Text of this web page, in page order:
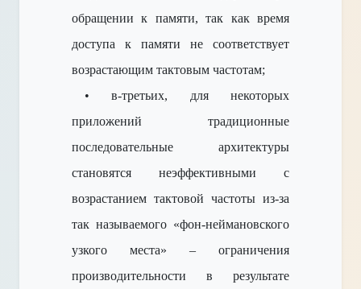
обращении к памяти, так как время
доступа к памяти не соответствует
возрастающим тактовым частотам;
• в-третьих, для некоторых
приложений традиционные
последовательные архитектуры
становятся неэффективными с
возрастанием тактовой частоты из-за
так называемого «фон-неймановского
узкого места» – ограничения
производительности в результате